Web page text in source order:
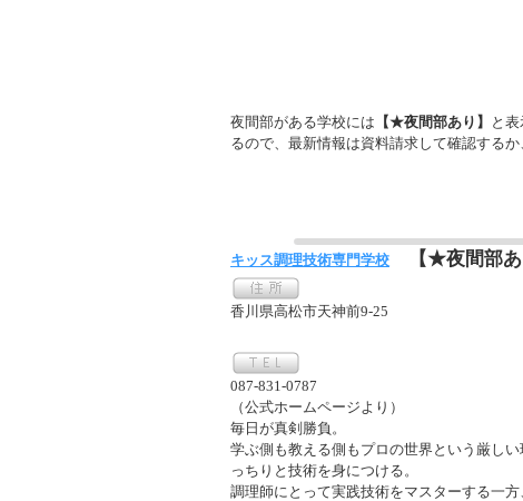
夜間部がある学校には 【★夜間部あり】
と
るので、最新情報は資料請求して確認する
キッス調理技術専門学校 【★夜間部
香川県高松市天神前9-25
087-831-0787
（公式ホームページより）
毎日が真剣勝負。
学ぶ側も教える側もプロの世界という厳し
っちりと技術を身につける。
調理師にとって実践技術をマスターする一方